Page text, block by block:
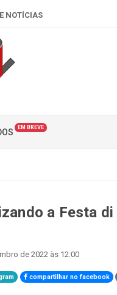
NOTÍCIAS
EM BREVE
a Festa
de 2022 às 12:00
compartilhar no facebook